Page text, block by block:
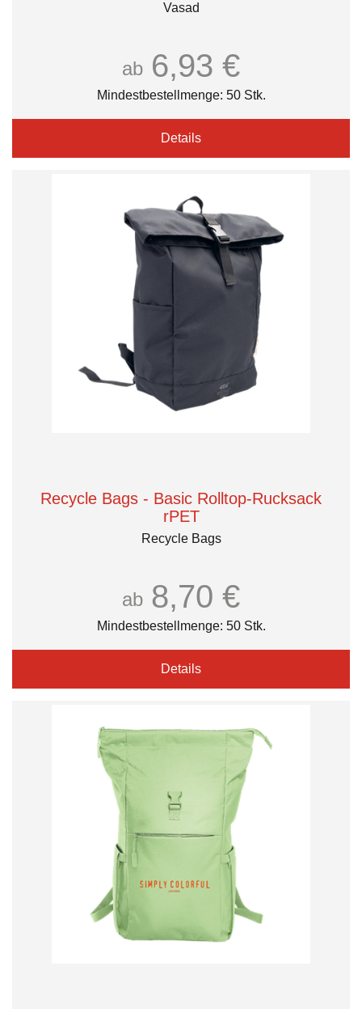
Vasad
ab 6,93 €
Mindestbestellmenge: 50 Stk.
Details
Recycle Bags - Basic Rolltop-Rucksack
rPET
Recycle Bags
ab 8,70 €
Mindestbestellmenge: 50 Stk.
Details